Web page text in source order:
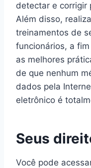
detectar e corrigir
Além disso,
treinamentos de
funcionários, a
as melhores
de que nenhum
dados pela
eletrônico é
Seus
Você pode